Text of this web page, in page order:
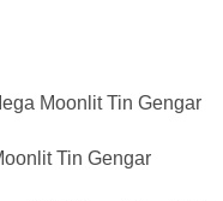
Moonlit Tin Gengar
Tin Gengar